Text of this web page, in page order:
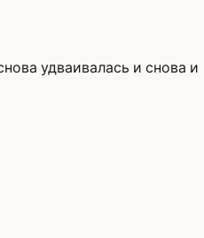
удваивалась и снова и